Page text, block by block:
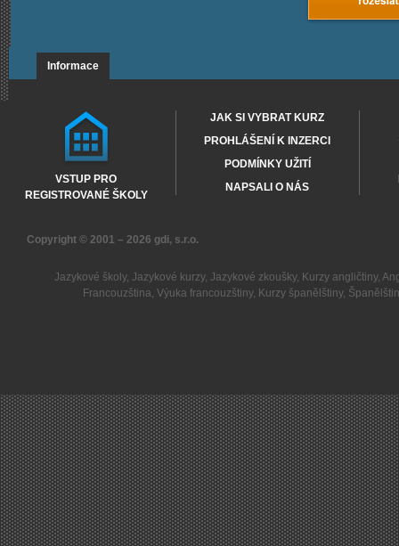
Informace
VSTUP PRO
REGISTROVANÉ ŠKOLY
JAK SI VYBRAT KURZ
PROHLÁŠENÍ K INZERCI
PODMÍNKY UŽITÍ
NAPSALI O NÁS
Copyright © 2001 – 2026 gdi, s.r.o.
Jazykové školy, Jazykové kurzy, Jazykové zkoušky, Kurzy angličtiny,
Francouzština,Výuka francouzštiny, Kurzy španělštiny,